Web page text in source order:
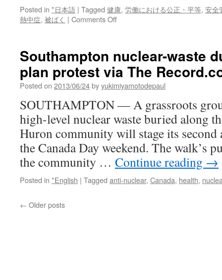
Posted in *日本語 | Tagged 健康, 労働における公正・平等, 安全
熱中症, 被ばく | Comments Offon
発、
３
度
目
夏】
熱
症、
被
ば
く
の
危
Southampton nuclear-waste
plan protest via The
Posted on 2013/06/24byyukimiyamotodepaul
SOUTHAMPTON — A grassroots
high-level nuclear waste buried along
Huron community will stage its second
the Canada Day weekend. The walk’s
the community … Continue reading →
Posted in *English | Tagged anti-nuclear, Canada, health,
← Older posts